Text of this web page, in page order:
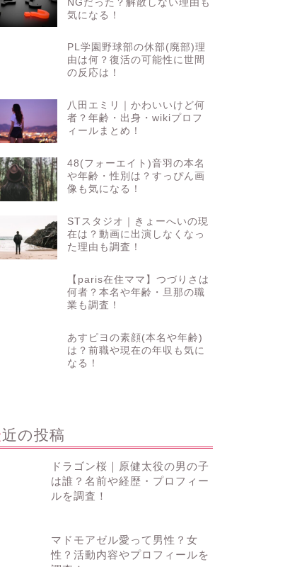
NGだった？解散しない理由も
気になる！
PL学園野球部の休部(廃部)理
由は何？復活の可能性に世間
の反応は！
八田エミリ｜かわいいけど何
者？年齢・出身・wikiプロフ
ィールまとめ！
48(フォーエイト)音羽の本名
や年齢・性別は？すっぴん画
像も気になる！
STスタジオ｜きょーへいの現
在は？動画に出演しなくなっ
た理由も調査！
【paris在住ママ】つづりさは
何者？本名や年齢・旦那の職
業も調査！
あすピヨの素顔(本名や年齢)
は？前職や現在の年収も気に
なる！
最近の投稿
ドラゴン桜｜原健太役の男の子
は誰？名前や経歴・プロフィー
ルを調査！
マドモアゼル愛って男性？女
性？活動内容やプロフィールを